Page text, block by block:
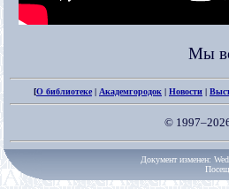
Мы
[О библиотеке | Академгородок | Новости |
©
Документ изменен: